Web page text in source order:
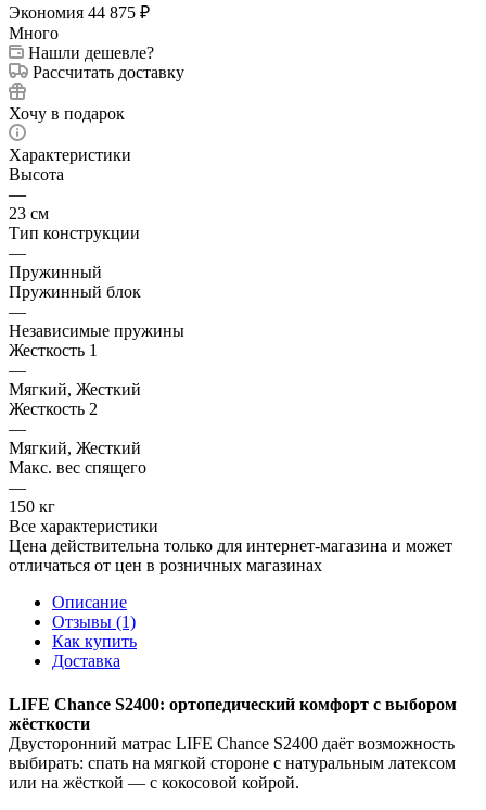
Экономия 44 875 ₽
Много
Нашли дешевле?
Рассчитать доставку
Хочу в подарок
Характеристики
Высота
—
23 см
Тип конструкции
—
Пружинный
Пружинный блок
—
Независимые пружины
Жесткость 1
—
Мягкий, Жесткий
Жесткость 2
—
Мягкий, Жесткий
Макс. вес спящего
—
150 кг
Все характеристики
Цена действительна только для интернет-магазина и может
отличаться от цен в розничных магазинах
Описание
Отзывы (1)
Как купить
Доставка
LIFE Chance S2400: ортопедический комфорт с выбором
жёсткости
Двусторонний матрас LIFE Chance S2400 даёт возможность
выбирать: спать на мягкой стороне с натуральным латексом
или на жёсткой — с кокосовой койрой.